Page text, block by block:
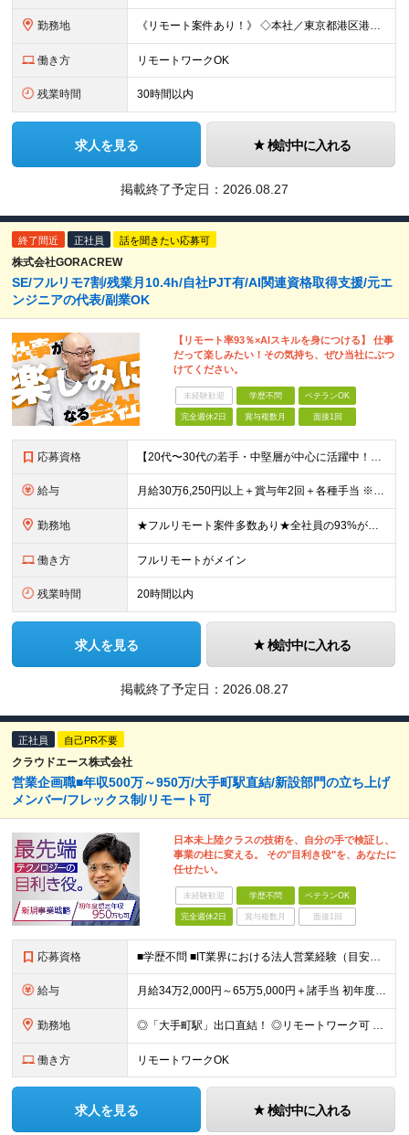
勤務地 《リモート案件あり！》 ◇本社／東京都港区港南2-16-3 品川グランドセントラルタワー ◇各事業所／東京、静岡、山梨、大阪、宮城、愛知 ※案件によっては客先勤務の可能性あり ※(変更の範囲)上記
働き方 リモートワークOK
残業時間 30時間以内
求人を見る 検討中に入れる
掲載終了予定日： 2026.08.27
終了間近 正社員 話を聞きたい応募可
株式会社GORACREW
SE/フルリモ7割/残業月10.4h/自社PJT有/AI関連資格取得支援/元エ
ンジニアの代表/副業OK
【リモート率93％×AIスキルを身につける】 仕事
だって楽しみたい！その気持ち、ぜひ当社にぶつ
けてください。
未経験歓迎 学歴不問 ベテランOK
完全週休2日 賞与複数月 面接1回
応募資格 【20代〜30代の若手・中堅層が中心に活躍中！】 ●何らかのシステム開発経験をお持ちの方（目安2年以上／言語不問） ●学歴不問 ★こんな方にピッタリ★ ・前職の組織体制に孤独を感じていた方 ・フルリ
給与 月給30万6,250円以上＋賞与年2回＋各種手当 ※経験・スキルを考慮の上、当社規定により優遇します。 ※上記金額には月12時間分の固定残業代(2万6,250円～)を含みます。超過分は全額別途支給し
勤務地 ★フルリモート案件多数あり★全社員の93%がリモート勤務を活用中 本社（東京都千代田区）または各プロジェクト先（東京・神奈川・千葉・埼玉など） 本社：東京都千代田区岩本町3丁目5−2 合人社東京秋葉
働き方 フルリモートがメイン
残業時間 20時間以内
求人を見る 検討中に入れる
掲載終了予定日： 2026.08.27
正社員 自己PR不要
クラウドエース株式会社
営業企画職■年収500万～950万/大手町駅直結/新設部門の立ち上げ
メンバー/フレックス制/リモート可
日本未上陸クラスの技術を、自分の手で検証し、
事業の柱に変える。 その"目利き役"を、あなたに
任せたい。
未経験歓迎 学歴不問 ベテランOK
完全週休2日 賞与複数月 面接1回
応募資格 ■学歴不問 ■IT業界における法人営業経験（目安3年以上） ※商材はハードウェア・ネットワーク・SaaS等、領域は問いません ※エンジニア出身の方も、顧客折衝経験があれば歓迎します ＜こんな方をお待
給与 月給34万2,000円～65万5,000円＋諸手当 初年度年収500万円〜950万円 ※経験・スキルを考慮の上、当社規定により決定します ※上記に加え、Google Cloud資格の取得数に応じた資
勤務地 ◎「大手町駅」出口直結！ ◎リモートワーク可 ※出社が発生するケースがあります ＜本社＞ 東京都千代田区大手町1-7-2 東京サンケイビル 26F (変更の範囲) 会社の定める勤務地
働き方 リモートワークOK
求人を見る 検討中に入れる